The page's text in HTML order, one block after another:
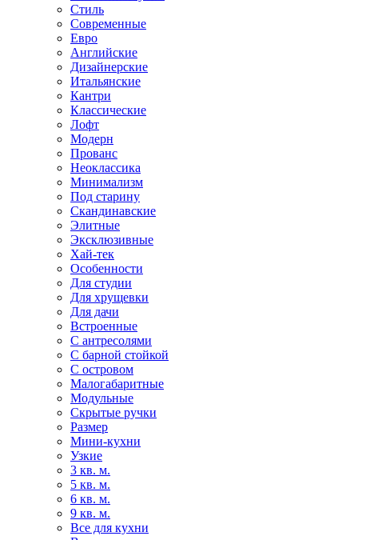
Стиль
Современные
Евро
Английские
Дизайнерские
Итальянские
Кантри
Классические
Лофт
Модерн
Прованс
Неоклассика
Минимализм
Под старину
Скандинавские
Элитные
Эксклюзивные
Хай-тек
Особенности
Для студии
Для хрущевки
Для дачи
Встроенные
С антресолями
С барной стойкой
С островом
Малогабаритные
Модульные
Скрытые ручки
Размер
Мини-кухни
Узкие
3 кв. м.
5 кв. м.
6 кв. м.
9 кв. м.
Все для кухни